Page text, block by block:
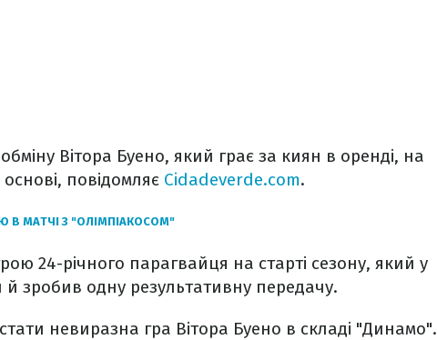
Вітора Буено, який грає за киян в оренді, на
повідомляє Cidadeverde.com.
В МАТЧІ З "ОЛІМПІАКОСОМ"
24-річного парагвайця на старті сезону, який у
зробив одну результативну передачу.
невиразна гра Вітора Буено в складі "Динамо".